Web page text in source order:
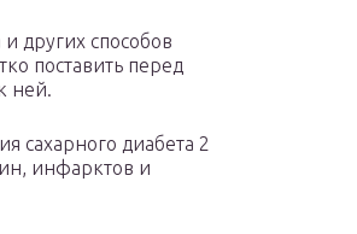
других способов
поставить перед
ней.
сахарного диабета 2
инфарктов и